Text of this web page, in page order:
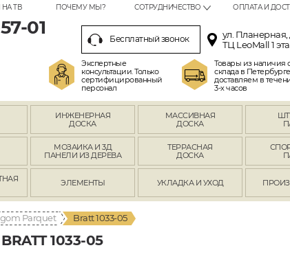
ТВ ПОЧЕМУ МЫ? СОТРУДНИЧЕСТВО ОПЛАТА И
01
Бесплатный звонок
ул. Планерная,
ТЦ LeoMall 1
Экспертные
консультации. Только
сертифицированный
персонал
Товары из наличия
склада в Петербурге
доставляем в
3-х часов
ИНЖЕНЕРНАЯ
ДОСКА
МАССИВНАЯ
ДОСКА
МОЗАИКА И 3Д
ПАНЕЛИ ИЗ ДЕРЕВА
ТЕРРАСНАЯ
ДОСКА
ЭЛЕМЕНТЫ УКЛАДКА И УХОД
Parquet Bratt 1033-05
1033-05